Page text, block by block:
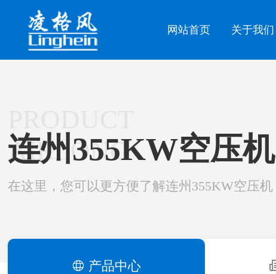
网站首页 关于我们
AIRLONG
连州355KW空压机
在这里，您可以更方便了解连州355KW空压机
产品中心